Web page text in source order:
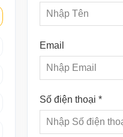
Email
Số điện thoại *